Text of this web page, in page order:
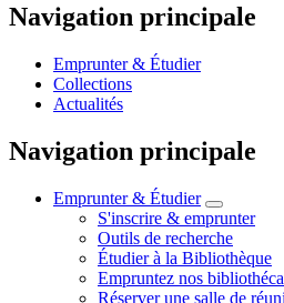
Navigation principale
Emprunter & Étudier
Collections
Actualités
Navigation principale
Emprunter & Étudier
S'inscrire & emprunter
Outils de recherche
Étudier à la Bibliothèque
Empruntez nos
Réserver une salle de